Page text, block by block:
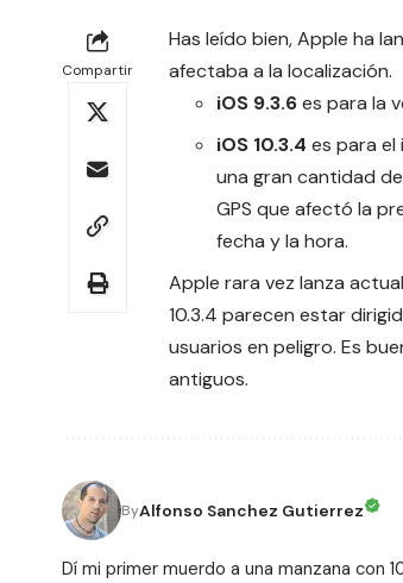
Compartir
Has leído bien, Apple ha
afectaba a la localización.
iOS 9.3.6es para la
iOS 10.3.4 es para el
una gran cantidad
GPS que afectó la
fecha y la hora.
Apple rara vez lanza
10.3.4 parecen estar
usuarios en peligro. Es
antiguos.
ByAlfonso Sanchez Gutierrez
Dí mi primer muerdo a una manzana con